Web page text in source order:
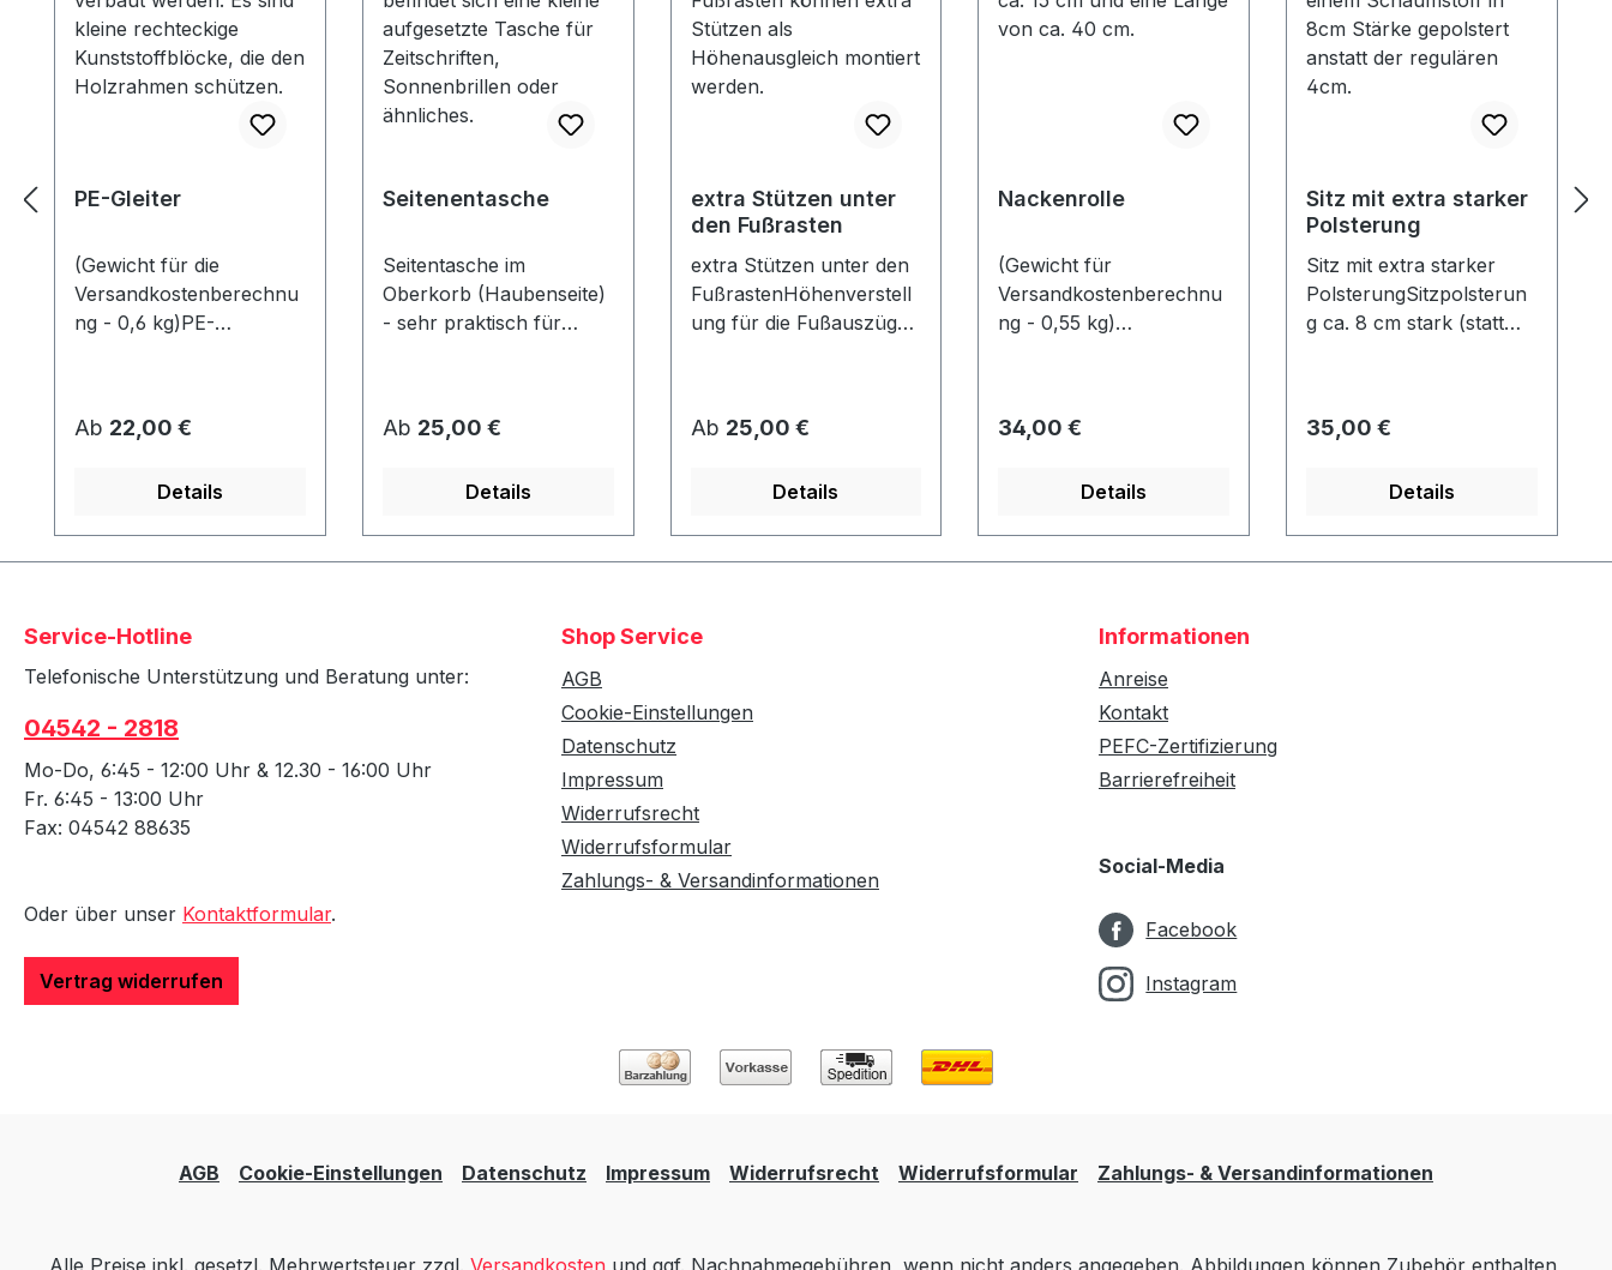
PE-Gleiter
(Gewicht für die
Versandkostenberechnu
ng - 0,6 kg)PE-
angeschraubt und
vor Abrieb &
Regulärer Preis:
Ab 22,00 €
Details
Seitenentasche
Seitentasche im
Oberkorb (Haubenseite)
- sehr praktisch für
angebracht
Strandkorbauswahl!Nur
Regulärer Preis:
Ab 25,00 €
Details
extra Stützen unter
den Fußrasten
extra Stützen unter den
FußrastenHöhenverstell
ung für die Fußauszüge
4 Rollen unter dem Korb
Fremdmodellen
Regulärer Preis:
Ab 25,00 €
Details
Nackenrolle
(Gewicht für
Versandkostenberechnu
ng - 0,55 kg)
befestigt!
Regulärer Preis:
34,00 €
Details
Sitz mit extra starker
Polsterung
Sitz mit extra starker
PolsterungSitzpolsterun
g ca. 8 cm stark (statt
nachrüstbar!
Regulärer Preis:
35,00 €
Details
Service-Hotline
Telefonische Unterstützung und Beratung unter:
04542 - 2818
Mo-Do, 6:45 - 12:00 Uhr & 12.30 - 16:00 Uhr
Fr. 6:45 - 13:00 Uhr
Fax: 04542 88635
Oder über unser Kontaktformular.
Vertrag widerrufen
Shop Service
AGB
Cookie-Einstellungen
Datenschutz
Impressum
Widerrufsrecht
Widerrufsformular
Zahlungs- & Versandinformationen
Informationen
Anreise
Kontakt
PEFC-Zertifizierung
Barrierefreiheit
Social-Media
Facebook
Instagram
AGB Cookie-Einstellungen Datenschutz Impressum Widerrufsrecht Widerrufsformular Zahlungs- & Versandinformationen
Alle Preise inkl. gesetzl. Mehrwertsteuer zzgl. Versandkosten und ggf. Nachnahmegebühren, wenn nicht anders angegeben. Abbildungen können Zubehör enthalten,